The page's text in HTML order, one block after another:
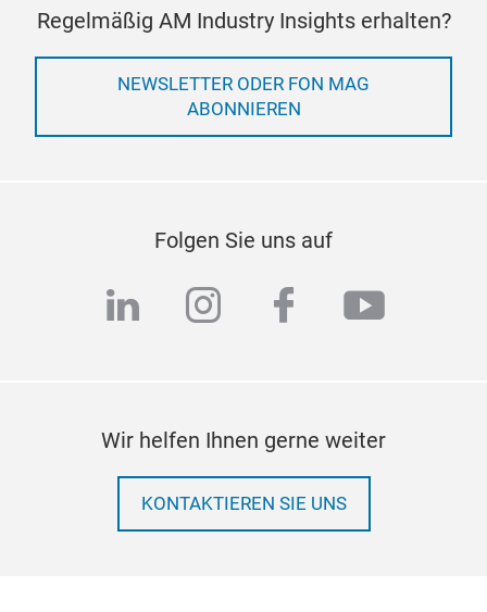
Regelmäßig AM Industry Insights erhalten?
NEWSLETTER ODER FON MAG
ABONNIEREN
Folgen Sie uns auf
linkedininstagram
facebook
Wir helfen Ihnen gerne weiter
KONTAKTIEREN SIE UNS